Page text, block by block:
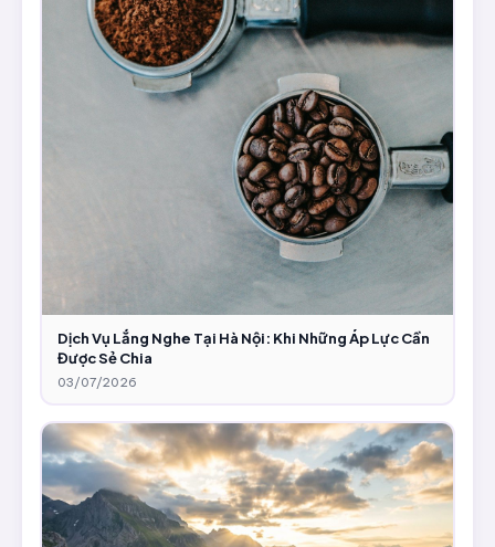
Dịch Vụ Lắng Nghe Tại Hà Nội: Khi Những Áp Lực Cần
Được Sẻ Chia
03/07/2026